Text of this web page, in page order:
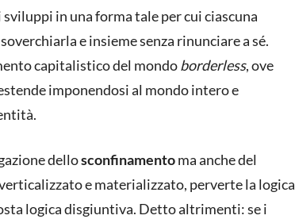
sviluppi in una forma tale per cui ciascuna
e insieme senza rinunciare a sé.
capitalistico del mondoborderless, ove
imponendosi al mondo intero e
dellosconfinamentoma anche del
e materializzato, perverte la logica
logica disgiuntiva. Detto altrimenti: se i